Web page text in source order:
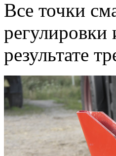
Все точки
результате